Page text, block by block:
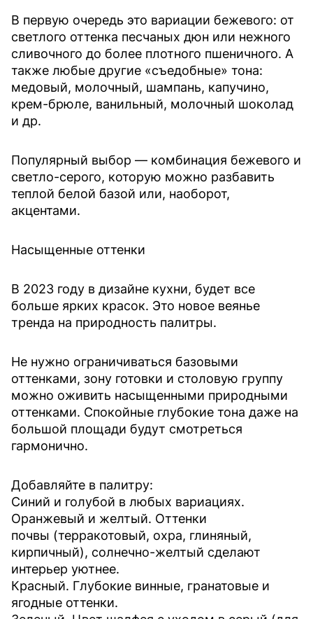
В первую очередь это вариации бежевого: от
светлого оттенка песчаных дюн или нежного
сливочного до более плотного пшеничного. А
также любые другие «съедобные» тона:
медовый, молочный, шампань, капучино,
крем-брюле, ванильный, молочный шоколад
и др.
Популярный выбор — комбинация бежевого и
светло-серого, которую можно разбавить
теплой белой базой или, наоборот,
акцентами.
Насыщенные оттенки
В 2023 году в дизайне кухни, будет все
больше ярких красок. Это новое веянье
тренда на природность палитры.
Не нужно ограничиваться базовыми
оттенками, зону готовки и столовую группу
можно оживить насыщенными природными
оттенками. Спокойные глубокие тона даже на
большой площади будут смотреться
гармонично.
Добавляйте в палитру:
Синий и голубой в любых вариациях.
Оранжевый и желтый. Оттенки
почвы (терракотовый, охра, глиняный,
кирпичный), солнечно-желтый сделают
интерьер уютнее.
Красный. Глубокие винные, гранатовые и
ягодные оттенки.